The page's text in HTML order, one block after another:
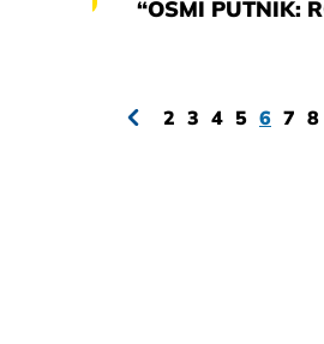
“OSMI PUTNIK:
2 3 4 5 6 7 8